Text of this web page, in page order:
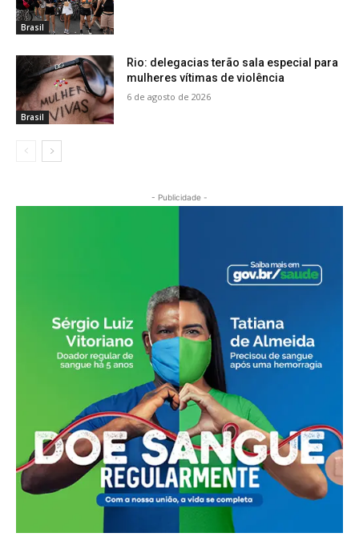
Brasil
Brasil
Rio: delegacias terão sala especial para
mulheres vítimas de violência
6 de agosto de 2026
- Publicidade -